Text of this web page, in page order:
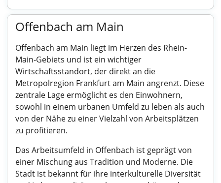
Offenbach am Main
Offenbach am Main liegt im Herzen des Rhein-
Main-Gebiets und ist ein wichtiger
Wirtschaftsstandort, der direkt an die
Metropolregion Frankfurt am Main angrenzt. Diese
zentrale Lage ermöglicht es den Einwohnern,
sowohl in einem urbanen Umfeld zu leben als auch
von der Nähe zu einer Vielzahl von Arbeitsplätzen
zu profitieren.
Das Arbeitsumfeld in Offenbach ist geprägt von
einer Mischung aus Tradition und Moderne. Die
Stadt ist bekannt für ihre interkulturelle Diversität